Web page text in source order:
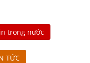
trong nước
TỨC